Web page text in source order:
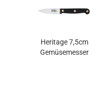
Heritage 7,5cm
Gemüsemesser